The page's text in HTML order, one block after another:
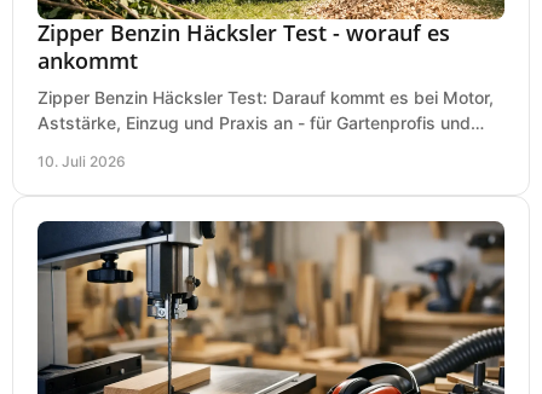
Zipper Benzin Häcksler Test - worauf es
ankommt
Zipper Benzin Häcksler Test: Darauf kommt es bei Motor,
Aststärke, Einzug und Praxis an - für Gartenprofis und
10. Juli 2026